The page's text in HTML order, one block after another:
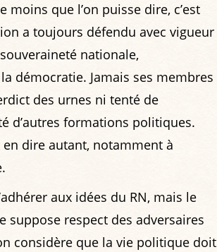
moins que l’on puisse dire, c’est
a toujours défendu avec vigueur
nationale,
démocratie. Jamais ses membres
des urnes ni tenté de
d’autres formations politiques.
dire autant, notamment à
aux idées du RN, mais le
suppose respect des adversaires
considère que la vie politique doit